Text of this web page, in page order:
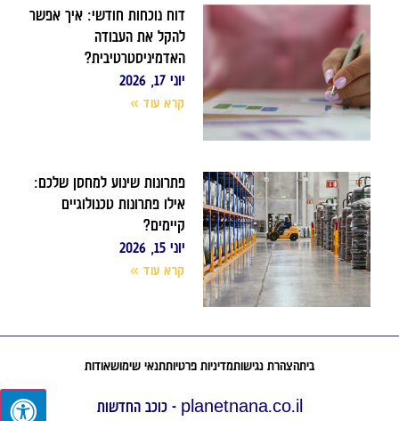
דוח נוכחות חודשי: איך אפשר
להקל את העבודה
האדמיניסטרטיבית?
יוני 17, 2026
קרא עוד »
פתרונות שינוע למחסן שלכם:
אילו פתרונות טכנולוגיים
קיימים?
יוני 15, 2026
קרא עוד »
ביתהצהרת נגישותמדיניות פרטיותתנאי שימושאודות
planetnana.co.il - כוכב החדשות